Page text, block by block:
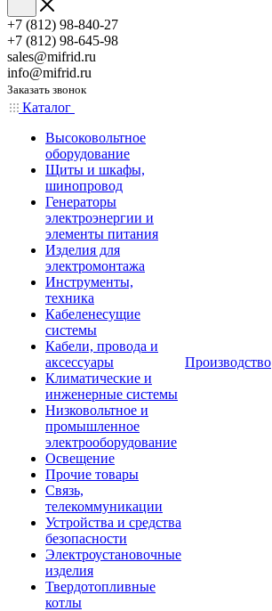
+7 (812) 98-840-27
+7 (812) 98-645-98
sales@mifrid.ru
info@mifrid.ru
Заказать звонок
Каталог
Высоковольтное
оборудование
Щиты и шкафы,
шинопровод
Генераторы
электроэнергии и
элементы питания
Изделия для
электромонтажа
Инструменты,
техника
Кабеленесущие
системы
Кабели, провода и
аксессуары
Климатические и
инженерные системы
Низковольтное и
промышленное
электрооборудование
Освещение
Прочие товары
Связь,
телекоммуникации
Устройства и средства
безопасности
Электроустановочные
изделия
Твердотопливные
котлы
Производство